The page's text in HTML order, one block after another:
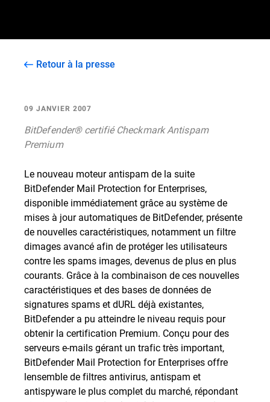
Retour à la presse
09 JANVIER 2007
BitDefender® certifié Checkmark Antispam
Premium
Le nouveau moteur antispam de la suite
BitDefender Mail Protection for Enterprises,
disponible immédiatement grâce au système de
mises à jour automatiques de BitDefender, présente
de nouvelles caractéristiques, notamment un filtre
dimages avancé afin de protéger les utilisateurs
contre les spams images, devenus de plus en plus
courants. Grâce à la combinaison de ces nouvelles
caractéristiques et des bases de données de
signatures spams et dURL déjà existantes,
BitDefender a pu atteindre le niveau requis pour
obtenir la certification Premium. Conçu pour des
serveurs e-mails gérant un trafic très important,
BitDefender Mail Protection for Enterprises offre
lensemble de filtres antivirus, antispam et
antispyware le plus complet du marché, répondant